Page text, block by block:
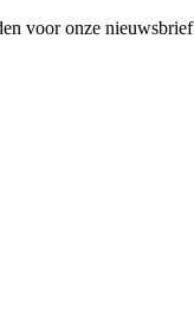
voor onze nieuwsbrief